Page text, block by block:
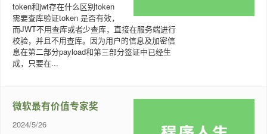
token和jwt存在什么区别token
需要查库验证token 是否有效，
而JWT不用查库或者少查库，直接在服务端进行
校验，并且不用查库。因为用户的信息及加密信
息在第二部分payload和第三部分签证中已经生
成，只要在...
微软最有价值专家奖
2024/5/26